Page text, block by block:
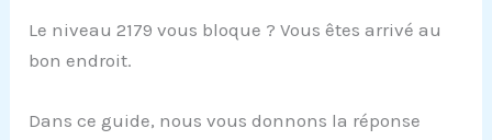
Le niveau 2179 vous bloque ? Vous êtes arrivé au
bon endroit.
Dans ce guide, nous vous donnons la réponse